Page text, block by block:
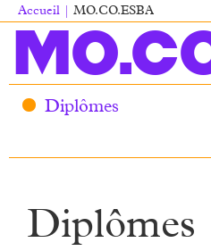
Aller
contenu
principal
Fil
d'Ariane
Accueil MO.CO.ESBA
MainDiplômes
Diplômes